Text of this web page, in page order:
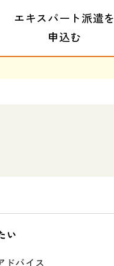
エキスパート派遣を
申込む
い
ドバイス